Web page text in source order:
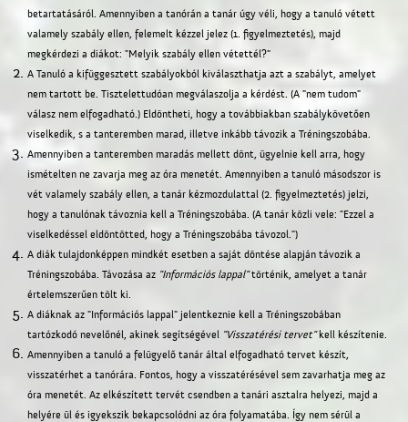
betartatásáról. Amennyiben a tanórán a tanár úgy véli, hogy a tanuló vétett
valamely szabály ellen, felemelt kézzel jelez (1. figyelmeztetés), majd
megkérdezi a diákot: "Melyik szabály ellen vétettél?"
A Tanuló a kifüggesztett szabályokból kiválaszthatja azt a szabályt, amelyet
nem tartott be. Tisztelettudóan megválaszolja a kérdést. (A "nem tudom"
válasz nem elfogadható.) Eldöntheti, hogy a továbbiakban szabálykövetően
viselkedik, s a tanteremben marad, illetve inkább távozik a Tréningszobába.
Amennyiben a tanteremben maradás mellett dönt, ügyelnie kell arra, hogy
ismételten ne zavarja meg az óra menetét. Amennyiben a tanuló másodszor is
vét valamely szabály ellen, a tanár kézmozdulattal (2. figyelmeztetés) jelzi,
hogy a tanulónak távoznia kell a Tréningszobába. (A tanár közli vele: "Ezzel a
viselkedéssel eldöntötted, hogy a Tréningszobába távozol.")
A diák tulajdonképpen mindkét esetben a saját döntése alapján távozik a
Tréningszobába. Távozása az "Információs lappal"történik, amelyet a tanár
értelemszerűen tölt ki.
A diáknak az "Információs lappal" jelentkeznie kell a Tréningszobában
tartózkodó nevelőnél, akinek segítségével "Visszatérési tervet"kell készítenie.
Amennyiben a tanuló a felügyelő tanár által elfogadható tervet készít,
visszatérhet a tanórára. Fontos, hogy a visszatérésével sem zavarhatja meg az
óra menetét. Az elkészített tervét csendben a tanári asztalra helyezi, majd a
helyére ül és igyekszik bekapcsolódni az óra folyamatába. Így nem sérül a